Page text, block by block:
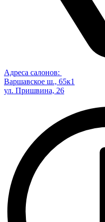
Адреса салонов:
Варшавское ш., 65к1
ул. Пришвина, 26